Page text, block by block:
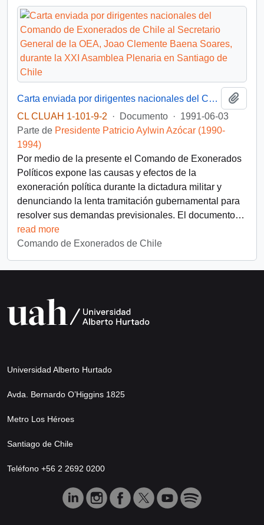
Carta enviada por dirigentes nacionales del Comando de Exonerados de Chile al Secretario General de la OEA, Joao Clemente Baena Soares, durante la XXI Asamblea Plenaria en Santiago de Chile
CL CLUAH 1-101-9-2
· Documento · 1991-06-03
Parte de Presidente Patricio Aylwin Azócar (1990-
1994)
Por medio de la presente el Comando de Exonerados
Políticos expone las causas y efectos de la
exoneración política durante la dictadura militar y
denunciando la lenta tramitación gubernamental para
resolver sus demandas previsionales. El documento…
read more
Comando de Exonerados de Chile
Universidad Alberto Hurtado
Avda. Bernardo O’Higgins 1825
Metro Los Héroes
Santiago de Chile
Teléfono +56 2 2692 0200